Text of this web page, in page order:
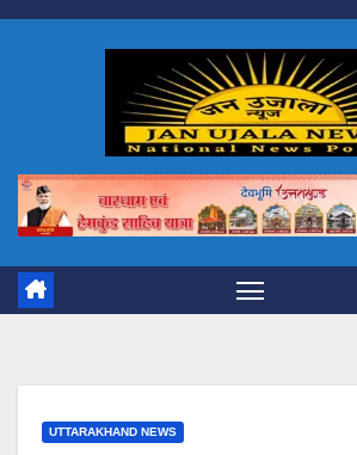
Skip
UTTARAKHAND NEWS